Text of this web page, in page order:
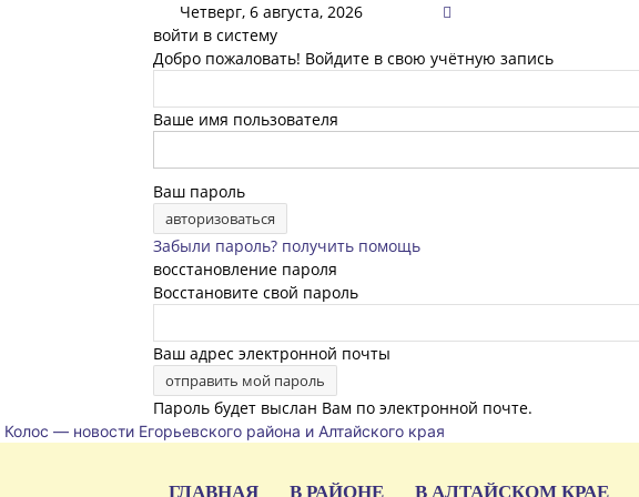
Четверг, 6 августа, 2026
войти в систему
Добро пожаловать! Войдите в свою учётную запись
Ваше имя пользователя
Ваш пароль
Забыли пароль? получить помощь
восстановление пароля
Восстановите свой пароль
Ваш адрес электронной почты
Пароль будет выслан Вам по электронной почте.
Колос — новости Егорьевского района и Алтайского края
ГЛАВНАЯ В РАЙОНЕ В АЛТАЙСКОМ КРАЕ